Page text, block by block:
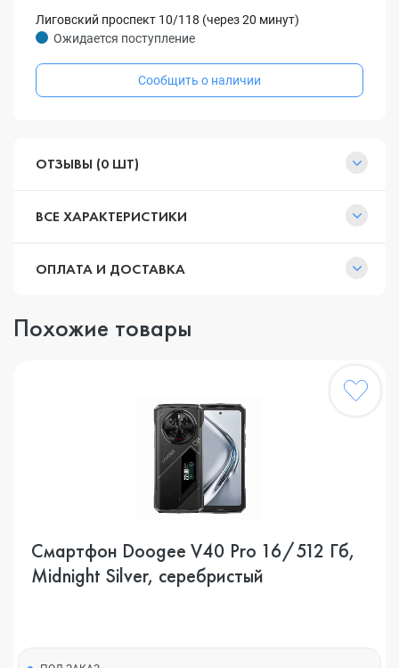
Лиговский проспект 10/118 (через 20 минут)
Ожидается поступление
Сообщить о наличии
ОТЗЫВЫ (0 ШТ)
ВСЕ ХАРАКТЕРИСТИКИ
ОПЛАТА И ДОСТАВКА
Похожие товары
Смартфон Doogee V40 Pro 16/512 Гб,
Midnight Silver, серебристый